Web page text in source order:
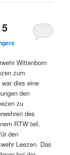
Wittenborn
zum
dies eine
den
zu
des
RTW teil.
den
Leezen. Das